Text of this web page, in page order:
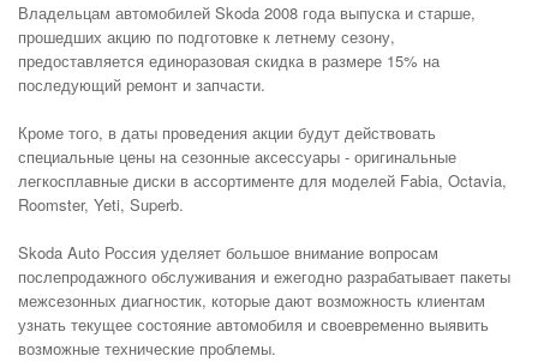
Владельцам автомобилей Skoda 2008 года выпуска и старше,
прошедших акцию по подготовке к летнему сезону,
предоставляется единоразовая скидка в размере 15% на
последующий ремонт и запчасти.
Кроме того, в даты проведения акции будут действовать
специальные цены на сезонные аксессуары - оригинальные
легкосплавные диски в ассортименте для моделей Fabia, Octavia,
Roomster, Yeti, Superb.
Skoda Auto Россия уделяет большое внимание вопросам
послепродажного обслуживания и ежегодно разрабатывает пакеты
межсезонных диагностик, которые дают возможность клиентам
узнать текущее состояние автомобиля и своевременно выявить
возможные технические проблемы.